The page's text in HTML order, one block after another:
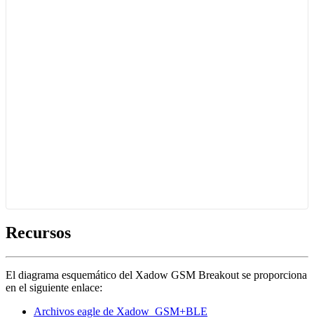
Recursos
El diagrama esquemático del Xadow GSM Breakout se proporciona
en el siguiente enlace:
Archivos eagle de Xadow_GSM+BLE